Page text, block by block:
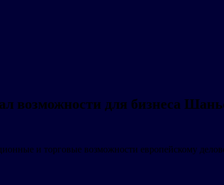
возможности для бизнеса
и торговые возможности европейскому